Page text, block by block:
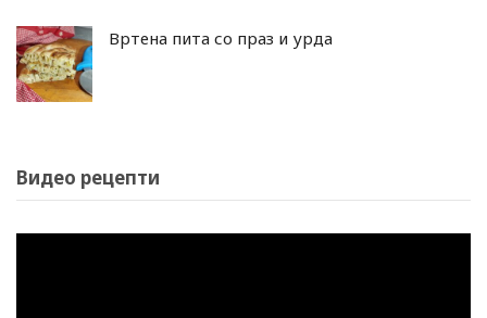
Вртена пита со праз и урда
Видео рецепти